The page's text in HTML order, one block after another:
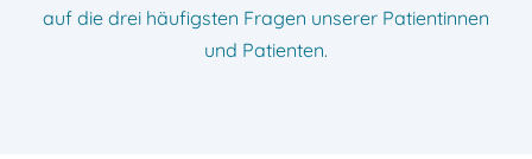
auf die drei häufigsten Fragen unserer Patientinnen
und Patienten.